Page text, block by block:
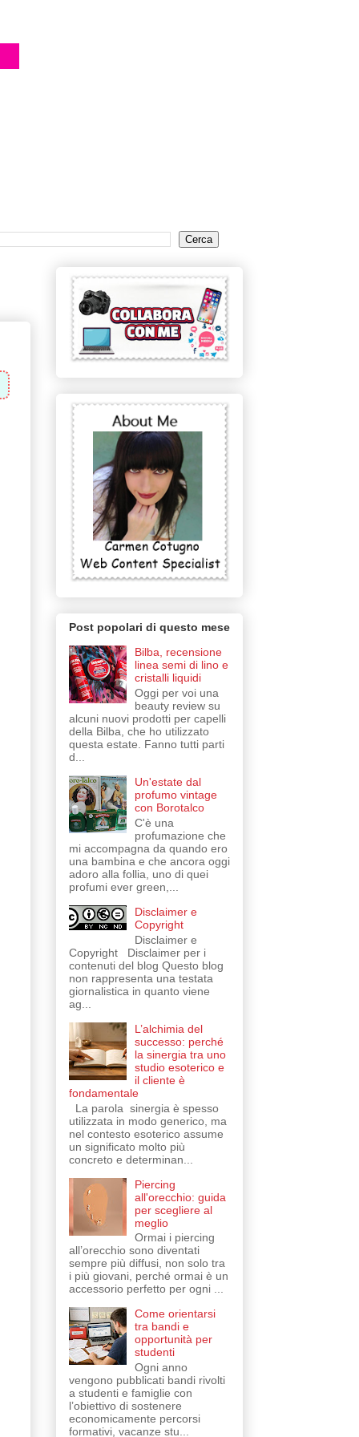
Post popolari di questo mese
Bilba, recensione
linea semi di lino e
cristalli liquidi
Oggi per voi una
beauty review su
alcuni nuovi prodotti per capelli
della Bilba, che ho utilizzato
questa estate. Fanno tutti parti
d...
Un'estate dal
profumo vintage
con Borotalco
C'è una
profumazione che
mi accompagna da quando ero
una bambina e che ancora oggi
adoro alla follia, uno di quei
profumi ever green,...
Disclaimer e
Copyright
Disclaimer e
Copyright Disclaimer per i
contenuti del blog Questo blog
non rappresenta una testata
giornalistica in quanto viene
ag...
L’alchimia del
successo: perché
la sinergia tra uno
studio esoterico e
il cliente è
fondamentale
La parola sinergia è spesso
utilizzata in modo generico, ma
nel contesto esoterico assume
un significato molto più
concreto e determinan...
Piercing
all'orecchio: guida
per scegliere al
meglio
Ormai i piercing
all’orecchio sono diventati
sempre più diffusi, non solo tra
i più giovani, perché ormai è un
accessorio perfetto per ogni ...
Come orientarsi
tra bandi e
opportunità per
studenti
Ogni anno
vengono pubblicati bandi rivolti
a studenti e famiglie con
l’obiettivo di sostenere
economicamente percorsi
formativi, vacanze stu...